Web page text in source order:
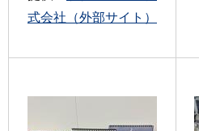
式会社（外部サイト）